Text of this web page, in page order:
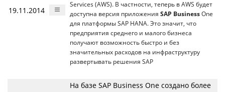
19.11.2014
Services (AWS). В частности, теперь в AWS будет
доступна версия приложения SAP Business One
для платформы SAP HANA. Это значит, что
предприятия среднего и малого бизнеса
получают возможность быстро и без
значительных расходов на инфраструктуру
развертывать решения SAP
На базе SAP Business One создано более